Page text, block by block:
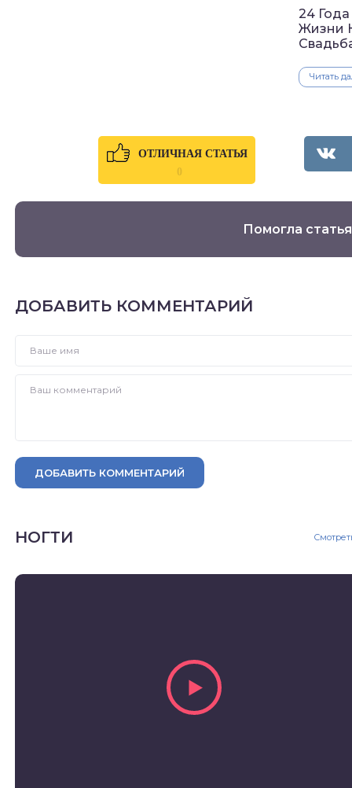
24
Жизни
Читать
ОТЛИЧНАЯ СТАТЬЯ
0
Помогла
ДОБАВИТЬ КОММЕНТАРИЙ
ДОБАВИТЬ КОММЕНТАРИЙ
НОГТИ